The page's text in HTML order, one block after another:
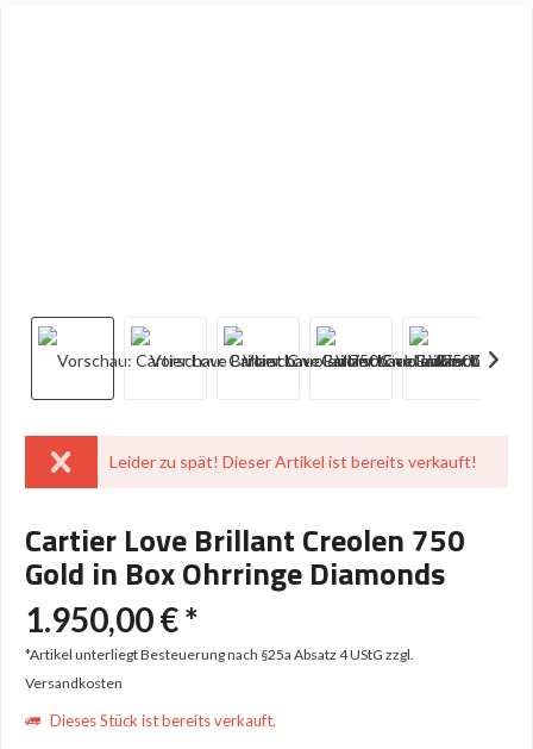
Leider zu spät! Dieser Artikel ist bereits verkauft!
Cartier Love Brillant Creolen 750
Gold in Box Ohrringe Diamonds
1.950,00 € *
*Artikel unterliegt Besteuerung nach §25a Absatz 4 UStG zzgl.
Versandkosten
Dieses Stück ist bereits verkauft.